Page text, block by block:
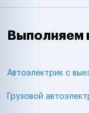
Выполняем
Автоэлектрик с
Грузовой